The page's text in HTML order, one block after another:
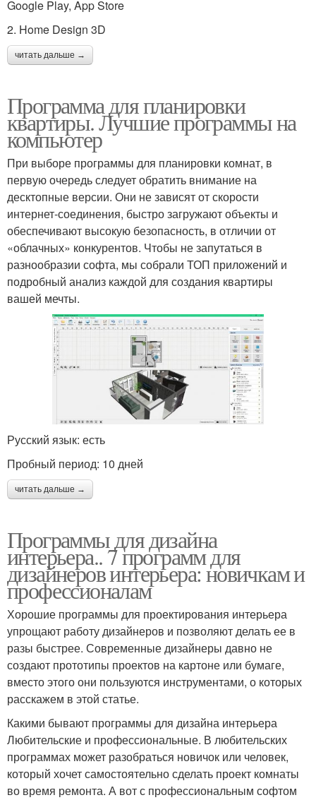
Google Play, App Store
2. Home Design 3D
читать дальше →
Программа для планировки
квартиры. Лучшие программы на
компьютер
При выборе программы для планировки комнат, в
первую очередь следует обратить внимание на
десктопные версии. Они не зависят от скорости
интернет-соединения, быстро загружают объекты и
обеспечивают высокую безопасность, в отличии от
«облачных» конкурентов. Чтобы не запутаться в
разнообразии софта, мы собрали ТОП приложений и
подробный анализ каждой для создания квартиры
вашей мечты.
Русский язык: есть
Пробный период: 10 дней
читать дальше →
Программы для дизайна
интерьера.. 7 программ для
дизайнеров интерьера: новичкам и
профессионалам
Хорошие программы для проектирования интерьера
упрощают работу дизайнеров и позволяют делать ее в
разы быстрее. Современные дизайнеры давно не
создают прототипы проектов на картоне или бумаге,
вместо этого они пользуются инструментами, о которых
расскажем в этой статье.
Какими бывают программы для дизайна интерьера
Любительские и профессиональные. В любительских
программах может разобраться новичок или человек,
который хочет самостоятельно сделать проект комнаты
во время ремонта. А вот с профессиональным софтом